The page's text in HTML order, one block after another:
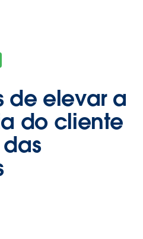
de elevar a
do cliente